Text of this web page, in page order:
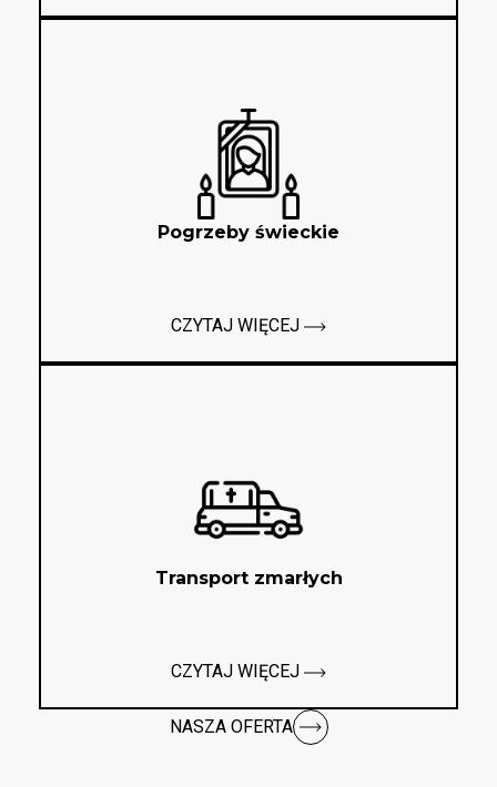
Pogrzeby świeckie
CZYTAJ WIĘCEJ
Transport zmarłych
CZYTAJ WIĘCEJ
NASZA OFERTA